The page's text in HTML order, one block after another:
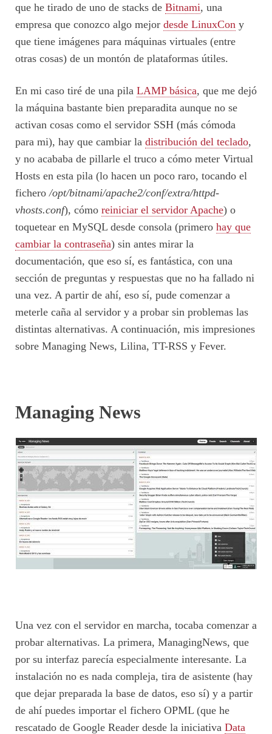
que he tirado de uno de stacks de Bitnami, una
empresa que conozco algo mejor desde LinuxCon y
que tiene imágenes para máquinas virtuales (entre
otras cosas) de un montón de plataformas útiles.
En mi caso tiré de una pila LAMP básica, que me dejó
la máquina bastante bien preparadita aunque no se
activan cosas como el servidor SSH (más cómoda
para mi), hay que cambiar la distribución del teclado,
y no acababa de pillarle el truco a cómo meter Virtual
Hosts en esta pila (lo hacen un poco raro, tocando el
fichero /opt/bitnami/apache2/conf/extra/httpd-
vhosts.conf), cómo reiniciar el servidor Apache) o
toquetear en MySQL desde consola (primero hay que
cambiar la contraseña) sin antes mirar la
documentación, que eso sí, es fantástica, con una
sección de preguntas y respuestas que no ha fallado ni
una vez. A partir de ahí, eso sí, pude comenzar a
meterle caña al servidor y a probar sin problemas las
distintas alternativas. A continuación, mis impresiones
sobre Managing News, Lilina, TT-RSS y Fever.
Managing News
Una vez con el servidor en marcha, tocaba comenzar a
probar alternativas. La primera, ManagingNews, que
por su interfaz parecía especialmente interesante. La
instalación no es nada compleja, tira de asistente (hay
que dejar preparada la base de datos, eso sí) y a partir
de ahí puedes importar el fichero OPML (que he
rescatado de Google Reader desde la iniciativa Data